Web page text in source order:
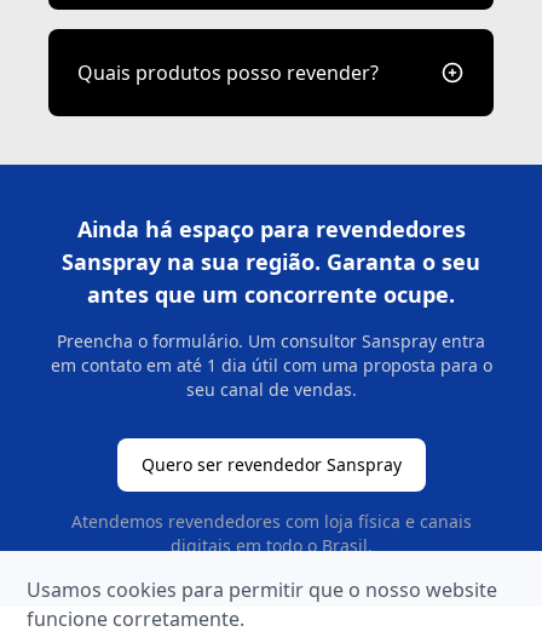
Usamos cookies para permitir que o nosso website
funcione corretamente.
Quais produtos posso revender?
Ainda há espaço para revendedores
Sanspray na sua região. Garanta o seu
antes que um concorrente ocupe.
Preencha o formulário. Um consultor Sanspray entra
em contato em até 1 dia útil com uma proposta para o
seu canal de vendas.
Quero ser revendedor Sanspray
Atendemos revendedores com loja física e canais
digitais em todo o Brasil.